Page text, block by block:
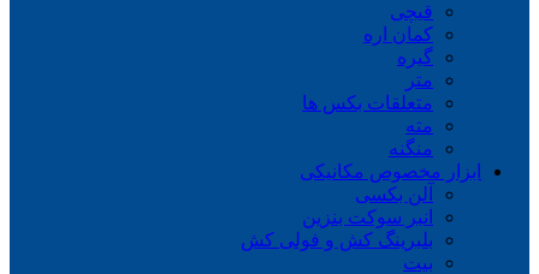
قیچی
کمان اره
گیره
متر
متعلقات بکس ها
مته
منگنه
ابزار مخصوص مکانیکی
آلن بکسی
انبر سوکت بنزین
بلبرینگ کش و فولی کش
بیت